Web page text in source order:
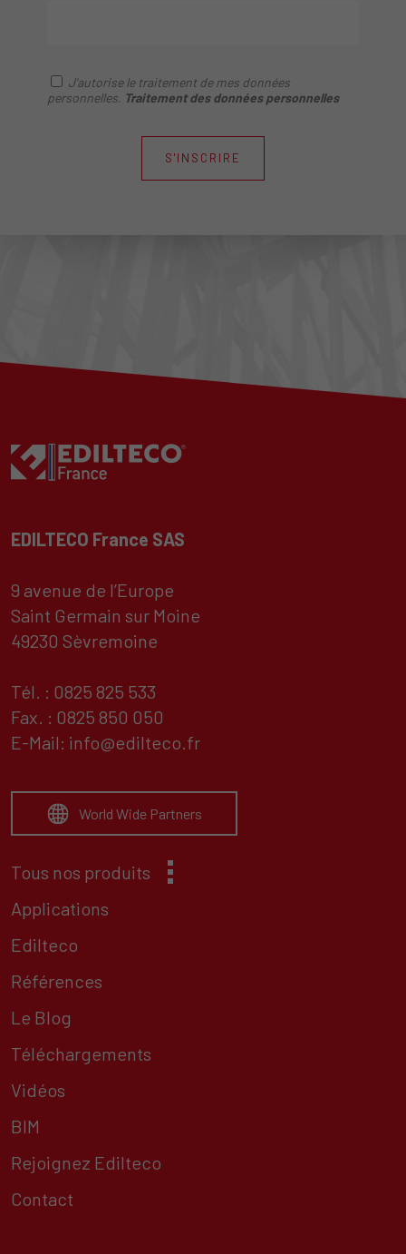
J'autorise le traitement de mes données
personnelles. Traitement des données personnelles
S'INSCRIRE
EDILTECO France SAS
9 avenue de l’Europe
Saint Germain sur Moine
49230 Sèvremoine
Tél. : 0825 825 533
Fax. : 0825 850 050
E-Mail: info@edilteco.fr
World Wide Partners
Tous nos produits
Applications
Edilteco
Références
Le Blog
Téléchargements
Vidéos
BIM
Rejoignez Edilteco
Contact